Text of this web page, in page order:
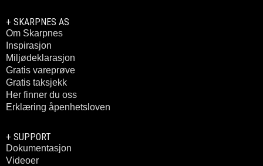
+ SKARPNES AS
Om Skarpnes
Inspirasjon
Miljødeklarasjon
Gratis vareprøve
Gratis taksjekk
Her finner du oss
Erklæring åpenhetsloven
+ SUPPORT
Dokumentasjon
Videoer